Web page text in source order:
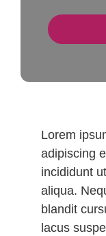
Lorem
adipiscing
incididunt
aliqua.
blandit
lacus